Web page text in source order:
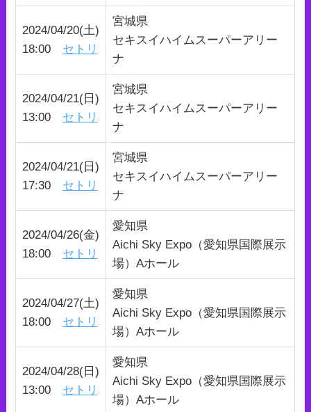
2024/04/20(土)
18:00 セトリ
宮城県
セキスイハイムスーパーアリー
ナ
2024/04/21(日)
13:00 セトリ
宮城県
セキスイハイムスーパーアリー
ナ
2024/04/21(日)
17:30 セトリ
宮城県
セキスイハイムスーパーアリー
ナ
2024/04/26(金)
18:00 セトリ
愛知県
Aichi Sky Expo（愛知県国際展示
場）Aホール
2024/04/27(土)
18:00 セトリ
愛知県
Aichi Sky Expo（愛知県国際展示
場）Aホール
2024/04/28(日)
13:00 セトリ
愛知県
Aichi Sky Expo（愛知県国際展示
場）Aホール